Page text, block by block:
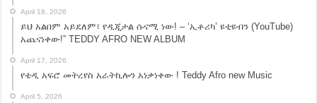
April 18, 2026
ይህ አልበም አይደለም፣ የዲጂታል ሱናሚ ነው! – ‘ኢቶሪካ’ ዩቲዩብን (YouTube)
አጨናነቀው!” TEDDY AFRO NEW ALBUM
April 17, 2026
የቴዲ አፍሮ መትረየስ አራትኪሎን አነቃነቀው ! Teddy Afro new Music
April 5, 2026